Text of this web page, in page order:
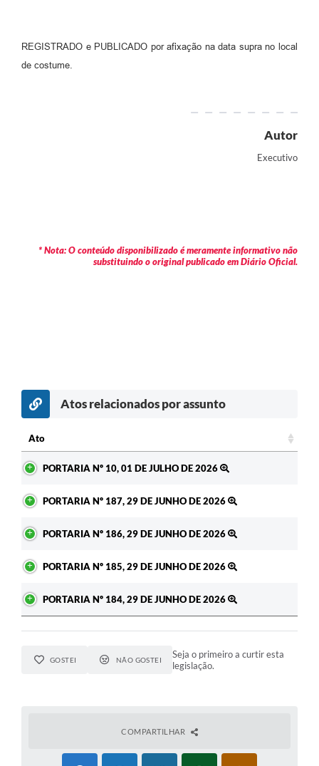
REGISTRADO e PUBLICADO por afixação na data supra no local
de costume.
Autor
Executivo
* Nota: O conteúdo disponibilizado é meramente informativo não
substituindo o original publicado em Diário Oficial.
Atos relacionados por assunto
Ato
PORTARIA Nº 10, 01 DE JULHO DE 2026
PORTARIA Nº 187, 29 DE JUNHO DE 2026
PORTARIA Nº 186, 29 DE JUNHO DE 2026
PORTARIA Nº 185, 29 DE JUNHO DE 2026
PORTARIA Nº 184, 29 DE JUNHO DE 2026
GOSTEI NÃO GOSTEI
Seja o primeiro a curtir esta
legislação.
COMPARTILHAR